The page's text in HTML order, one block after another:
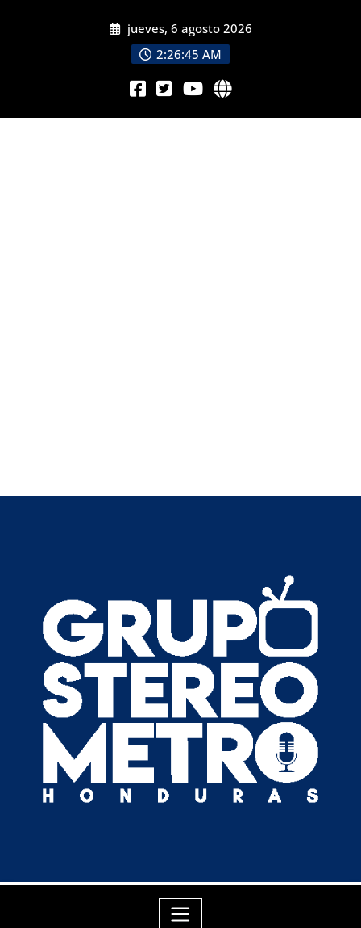
jueves, 6 agosto 2026
2:26:47 AM